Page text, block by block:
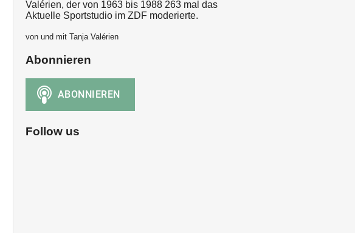
Valérien, der von 1963 bis 1988 263 mal das
Aktuelle Sportstudio im ZDF moderierte.
von und mit Tanja Valérien
Abonnieren
Follow us